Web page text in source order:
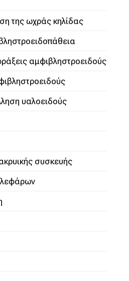
της ωχράς κηλίδας
αμφιβληστροειδούς
υαλοειδούς
συσκευής